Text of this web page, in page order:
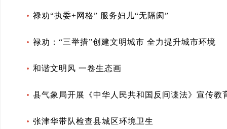
禄劝“执委+网格” 服务妇儿“无隔阂”
禄劝：“三举措”创建文明城市 全力提升城市环境
和谐文明风 一卷生态画
县气象局开展《中华人民共和国反间谍法》宣传教
张津华带队检查县城区环境卫生